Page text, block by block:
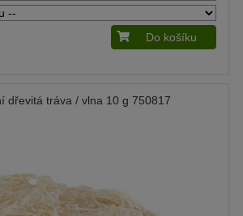
Do košíku
dřevitá tráva / vlna 10 g 750817